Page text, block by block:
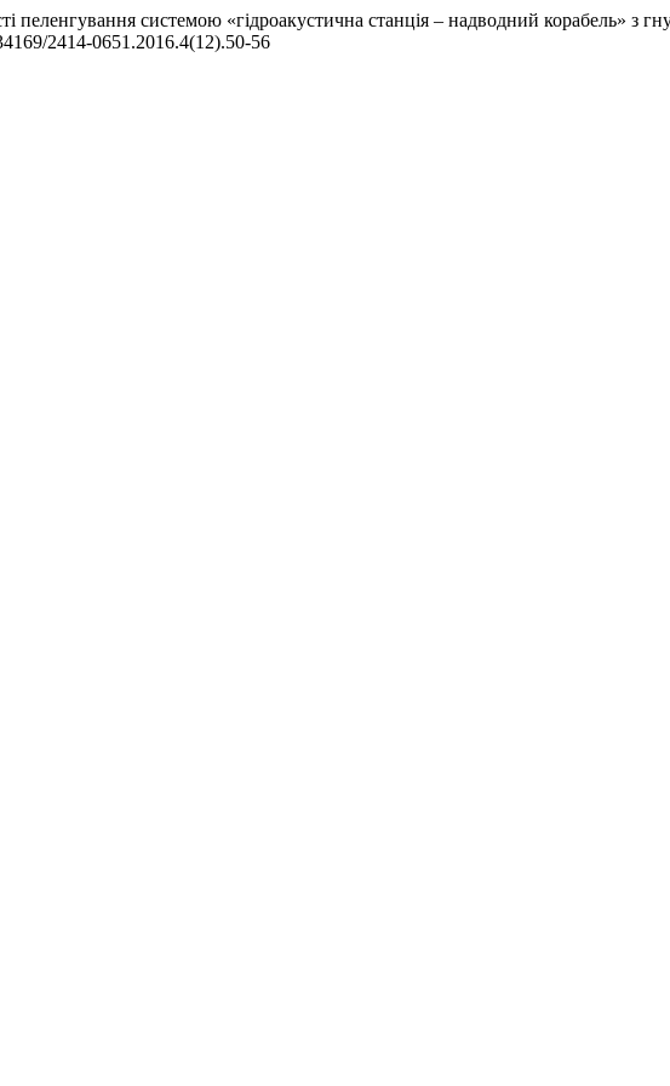
пеленгування системою «гідроакустична станція – надводний корабель» з
2414-0651.2016.4(12).50-56